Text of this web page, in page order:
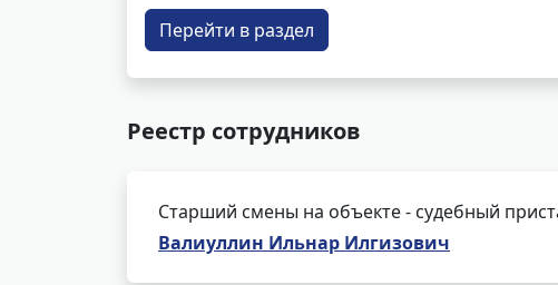
Перейти в раздел
Реестр сотрудников
Старший смены на объекте - судебный
Валиуллин Ильнар Илгизович